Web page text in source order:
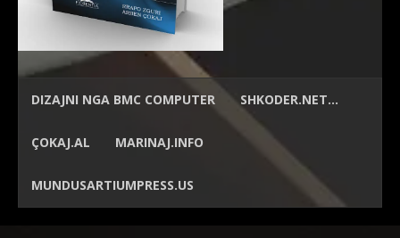
DIZAJNI NGA BMC COMPUTER SHKODER.NET…
ÇOKAJ.AL MARINAJ.INFO
MUNDUSARTIUMPRESS.US